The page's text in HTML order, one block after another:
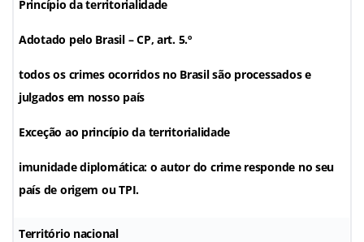
Princípio da territorialidade
Adotado pelo Brasil – CP, art. 5.º
todos os crimes ocorridos no Brasil são processados e
julgados em nosso país
Exceção ao princípio da territorialidade
imunidade diplomática: o autor do crime responde no seu
país de origem ou TPI.
Território nacional